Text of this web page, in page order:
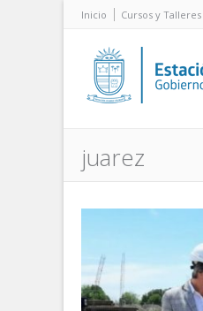
Inicio Cursos y Talleres
juarez